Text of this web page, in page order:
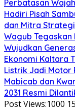
Perbatasan
Hadiri Pisah
dan Mitra
Wagub Tegaskan
Wujudkan
Ekonomi Kaltara
Listrik Jadi Motor
Mabicab dan
2031 Resmi
Post Views:1000